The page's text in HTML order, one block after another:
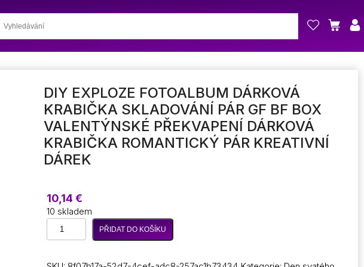
DIY EXPLOZE FOTOALBUM DÁRKOVÁ
KRABIČKA SKLADOVÁNÍ PÁR GF BF BOX
VALENTÝNSKÉ PŘEKVAPENÍ DÁRKOVÁ
KRABIČKA ROMANTICKÝ PÁR KREATIVNÍ
DÁREK
10,14 €
10 skladem
DIY
Exploze
PŘIDAT DO KOŠÍKU